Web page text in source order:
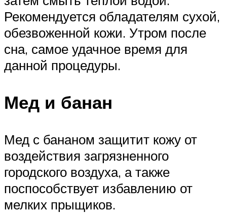
Рекомендуется обладателям сухой,
обезвоженной кожи. Утром после
сна, самое удачное время для
данной процедуры.
Мед и банан
Мед с бананом защитит кожу от
воздействия загрязненного
городского воздуха, а также
поспособствует избавлению от
мелких прыщиков.